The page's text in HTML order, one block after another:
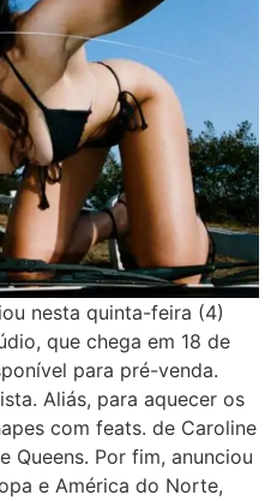
nesta quinta-feira (4)
que chega em 18 de
para pré-venda.
Aliás, para aquecer os
com feats. de Caroline
Queens. Por fim, anunciou
e América do Norte,